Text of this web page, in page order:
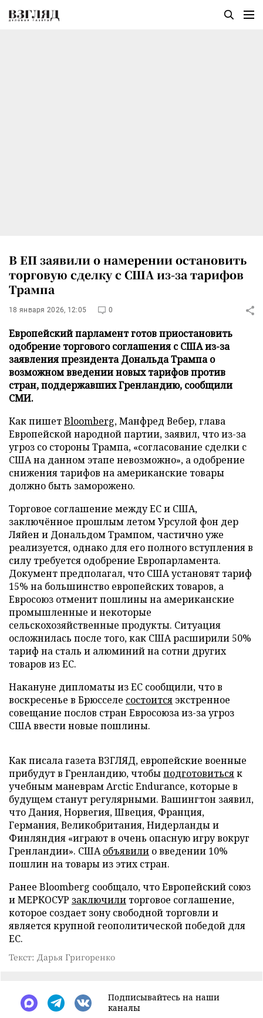
В ЕП заявили о намерении остановить
торговую сделку с США из-за тарифов
Трампа
18 января 2026, 12:05 0
Европейский парламент готов приостановить
одобрение торгового соглашения с США из-за
заявления президента Дональда Трампа о
возможном введении новых тарифов против
стран, поддержавших Гренландию, сообщили
СМИ.
Как пишетBloomberg, Манфред Вебер, глава
Европейской народной партии, заявил, что из-за
угроз со стороны Трампа, «согласование сделки с
США на данном этапе невозможно», а одобрение
снижения тарифов на американские товары
должно быть заморожено.
Торговое соглашение между ЕС и США,
заключённое прошлым летом Урсулой фон дер
Ляйен и Дональдом Трампом, частично уже
реализуется, однако для его полного вступления в
силу требуется одобрение Европарламента.
Документ предполагал, что США установят тариф
15% на большинство европейских товаров, а
Евросоюз отменит пошлины на американские
промышленные и некоторые
сельскохозяйственные продукты. Ситуация
осложнилась после того, как США расширили 50%
тариф на сталь и алюминий на сотни других
товаров из ЕС.
Накануне дипломаты из ЕС сообщили, что в
воскресенье в Брюсселе состоится экстренное
совещание послов стран Евросоюза из-за угроз
США ввести новые пошлины.
Как писала газета ВЗГЛЯД, европейские военные
прибудут в Гренландию, чтобыподготовитьсяк
учебным маневрам Arctic Endurance, которые в
будущем станут регулярными. Вашингтон заявил,
что Дания, Норвегия, Швеция, Франция,
Германия, Великобритания, Нидерланды и
Финляндия «играют в очень опасную игру вокруг
Гренландии». СШАобъявили о введении 10%
пошлин на товары из этих стран.
Ранее Bloomberg сообщало, что Европейский союз
и МЕРКОСУР заключили торговое соглашение,
которое создает зону свободной торговли и
является крупной геополитической победой для
ЕС.
Текст: Дарья Григоренко
Подписывайтесь на наши
каналы